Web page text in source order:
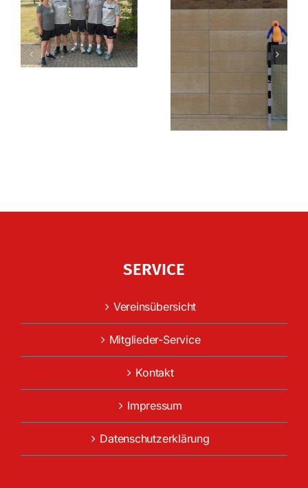
SERVICE
Vereinsübersicht
Mitglieder-Service
Kontakt
Impressum
Datenschutzerklärung